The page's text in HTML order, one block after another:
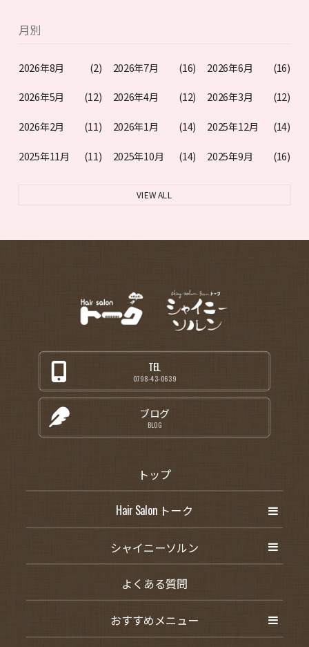
月別
2026年8月 (2) 2026年7月 (16) 2026年6月 (16)
2026年5月 (12) 2026年4月 (12) 2026年3月 (12)
2026年2月 (11) 2026年1月 (14) 2025年12月 (14)
2025年11月 (11) 2025年10月 (14) 2025年9月 (16)
VIEW ALL
TEL
0798-43-0639
ブログ
BLOG
トップ
Hair Salon トーク
シャイニーソルン
よくある質問
おすすめメニュー